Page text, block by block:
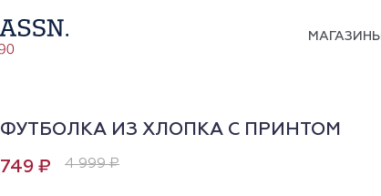
МАГАЗИНЫ
ФУТБОЛКА ИЗ ХЛОПКА С ПРИНТОМ
749 ₽ 4 999 ₽